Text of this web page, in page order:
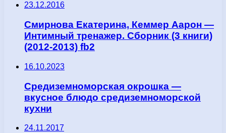
23.12.2016
Смирнова Екатерина, Кеммер Аарон —
Интимный тренажер. Сборник (3 книги)
(2012-2013) fb2
16.10.2023
Средиземноморская окрошка —
вкусное блюдо средиземноморской
кухни
24.11.2017